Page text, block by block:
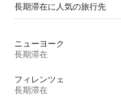
長期滞在に人気の旅行先
ニューヨーク
長期滞在
フィレンツェ
長期滞在